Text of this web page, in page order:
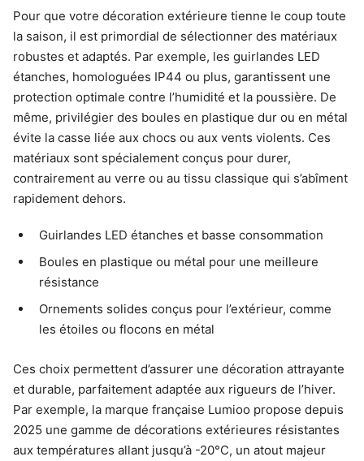
Pour que votre décoration extérieure tienne le coup toute
la saison, il est primordial de sélectionner des matériaux
robustes et adaptés. Par exemple, les guirlandes LED
étanches, homologuées IP44 ou plus, garantissent une
protection optimale contre l’humidité et la poussière. De
même, privilégier des boules en plastique dur ou en métal
évite la casse liée aux chocs ou aux vents violents. Ces
matériaux sont spécialement conçus pour durer,
contrairement au verre ou au tissu classique qui s’abîment
rapidement dehors.
Guirlandes LED étanches et basse consommation
Boules en plastique ou métal pour une meilleure
résistance
Ornements solides conçus pour l’extérieur, comme
les étoiles ou flocons en métal
Ces choix permettent d’assurer une décoration attrayante
et durable, parfaitement adaptée aux rigueurs de l’hiver.
Par exemple, la marque française Lumioo propose depuis
2025 une gamme de décorations extérieures résistantes
aux températures allant jusqu’à -20°C, un atout majeur